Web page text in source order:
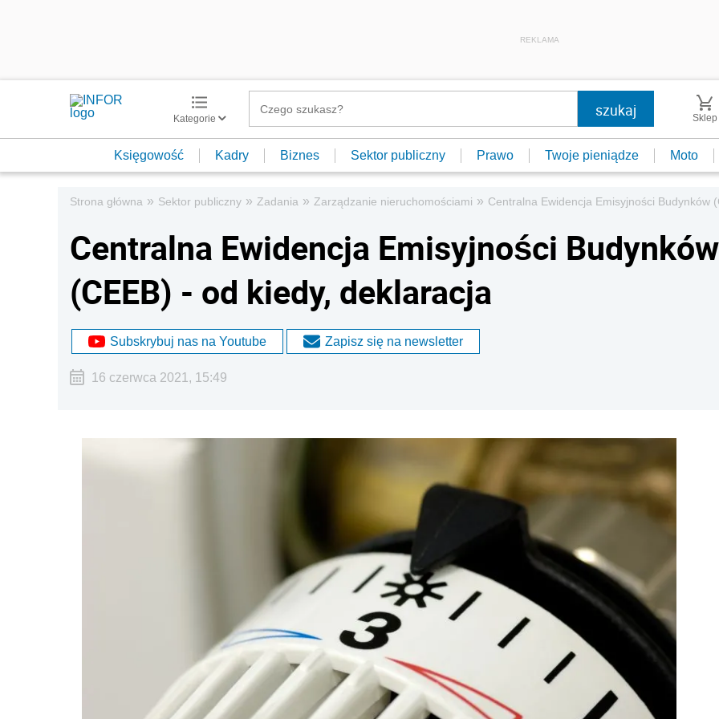
REKLAMA
Kategorie Sklep
Księgowość Kadry Biznes Sektor publiczny Prawo Twoje pieniądze Moto
Strona główna » Sektor publiczny » Zadania » Zarządzanie nieruchomościami » Centralna Ewidencja Emisyjności Budynków
Centralna Ewidencja Emisyjności Budynków
(CEEB) - od kiedy, deklaracja
Subskrybuj nas na Youtube Zapisz się na newsletter
16 czerwca 2021, 15:49